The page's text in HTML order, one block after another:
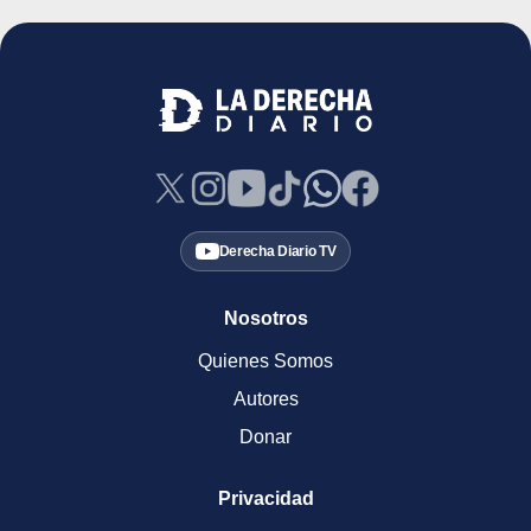
Derecha Diario TV
Nosotros
Quienes Somos
Autores
Donar
Privacidad